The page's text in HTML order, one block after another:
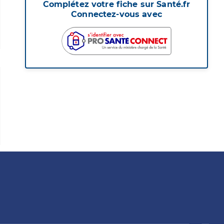
Complétez votre fiche sur Santé.fr
Connectez-vous avec